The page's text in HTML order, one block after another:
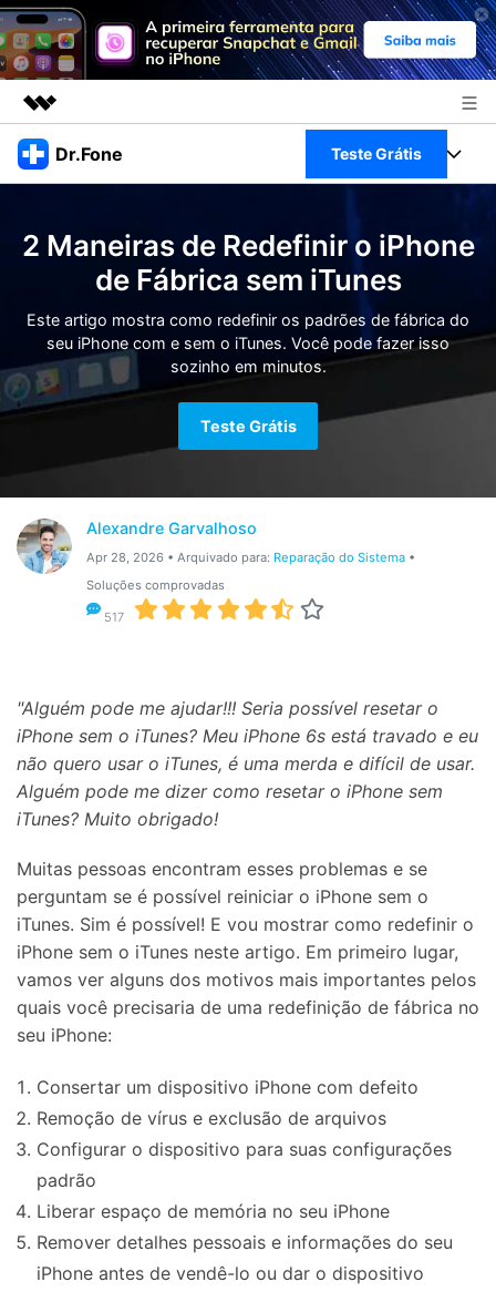
Produtos em destaque
Visão geral
Sobre nós
Sala de imprensa
Loja
Dr.Fone Teste Grátis
Veja Toolkit Completo >
Productos
Para PC
Para Celular
Guia & Suporte
Ações rápidas
Recursos
Transferir Dados
Gerenciador de dados
Reparar Celular
Proteção do celular
2 Maneiras de Redefinir o iPhone
de Fábrica sem iTunes
Este artigo mostra como redefinir os padrões de fábrica do
seu iPhone com e sem o iTunes. Você pode fazer isso
sozinho em minutos.
Teste Grátis
Alexandre Garvalhoso
Apr 28, 2026 • Arquivado para: Reparação do Sistema•
Soluções comprovadas
517
"Alguém pode me ajudar!!! Seria possível resetar o
iPhone sem o iTunes? Meu iPhone 6s está travado e eu
não quero usar o iTunes, é uma merda e difícil de usar.
Alguém pode me dizer como resetar o iPhone sem
iTunes? Muito obrigado!
Muitas pessoas encontram esses problemas e se
perguntam se é possível reiniciar o iPhone sem o
iTunes. Sim é possível! E vou mostrar como redefinir o
iPhone sem o iTunes neste artigo. Em primeiro lugar,
vamos ver alguns dos motivos mais importantes pelos
quais você precisaria de uma redefinição de fábrica no
seu iPhone:
Consertar um dispositivo iPhone com defeito
Remoção de vírus e exclusão de arquivos
Configurar o dispositivo para suas configurações
padrão
Liberar espaço de memória no seu iPhone
Remover detalhes pessoais e informações do seu
iPhone antes de vendê-lo ou dar o dispositivo